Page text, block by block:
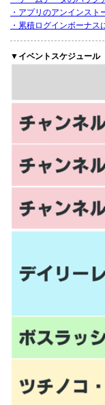
・アプリのアンインス
・累積ログインボーナス
▼イベントスケジュール